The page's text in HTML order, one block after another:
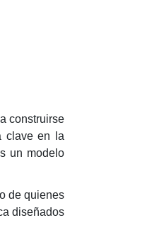
construirse
clave en la
un modelo
de quienes
diseñados